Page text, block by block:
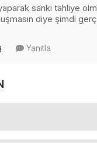
sanki tahliye
diye şimdi
Yanıtla